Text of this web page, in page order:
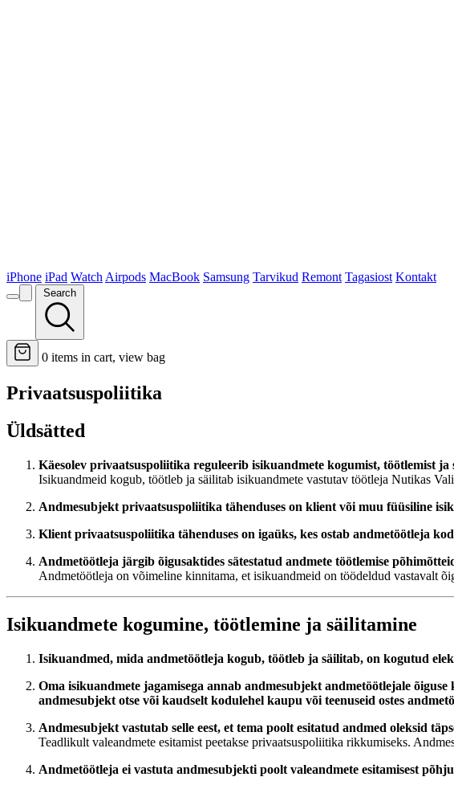
iPhone iPad Watch Airpods MacBook Samsung Tarvikud Remont Tagasiost Kontakt
Search
0 items in cart, view bag
Privaatsuspoliitika
Üldsätted
Käesolev privaatsuspoliitika reguleerib isikuandmete kogumist, töötlemist
Isikuandmeid kogub, töötleb ja säilitab isikuandmete vastutav töötleja Nutikas
Andmesubjekt privaatsuspoliitika tähenduses on klient või muu füüsiline
Klient privaatsuspoliitika tähenduses on igaüks, kes ostab andmetöötleja
Andmetöötleja järgib õigusaktides sätestatud andmete töötlemise
Andmetöötleja on võimeline kinnitama, et isikuandmeid on töödeldud vastavalt
Isikuandmete kogumine, töötlemine ja säilitamine
Isikuandmed, mida andmetöötleja kogub, töötleb ja säilitab, on kogutud
Oma isikuandmete jagamisega annab andmesubjekt andmetöötlejale
andmesubjekt otse või kaudselt kodulehel kaupu või teenuseid ostes
Andmesubjekt vastutab selle eest, et tema poolt esitatud andmed oleksid
Teadlikult valeandmete esitamist peetakse privaatsuspoliitika rikkumiseks.
Andmetöötleja ei vastuta andmesubjekti poolt valeandmete esitamisest